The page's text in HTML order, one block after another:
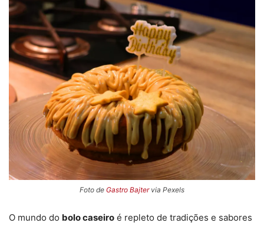
Foto de Gastro Bajtervia Pexels
O mundo do bolo caseiro é repleto de tradições e sabores